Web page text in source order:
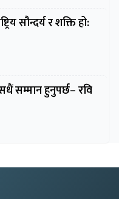
सौन्दर्य र शक्ति हो:
सम्मान हुनुपर्छ– रवि